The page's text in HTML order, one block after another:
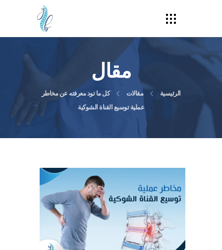
مقال
الرئيسية مقالات
كل ما تود معرفته عن مخاطر
عملية توسيع القناة الشوكية